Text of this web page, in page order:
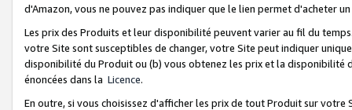
d'Amazon, vous ne pouvez pas indiquer que le lien permet d'acheter
Les prix des Produits et leur disponibilité peuvent varier au fil du
votre Site sont susceptibles de changer, votre Site peut indiquer
disponibilité du Produit ou (b) vous obtenez les prix et la disponibilité
énoncées dans la Licence.
En outre, si vous choisissez d'afficher les prix de tout Produit sur